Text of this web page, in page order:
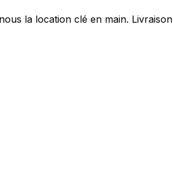
la location clé en main.